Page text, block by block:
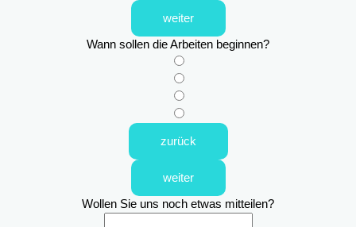
weiter
Wann sollen die Arbeiten beginnen?
zurück
weiter
Wollen Sie uns noch etwas mitteilen?